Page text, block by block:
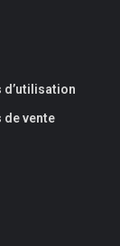
d’utilisation
de vente